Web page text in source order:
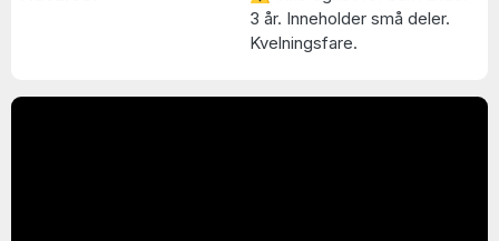
3 år. Inneholder små deler.
Kvelningsfare.